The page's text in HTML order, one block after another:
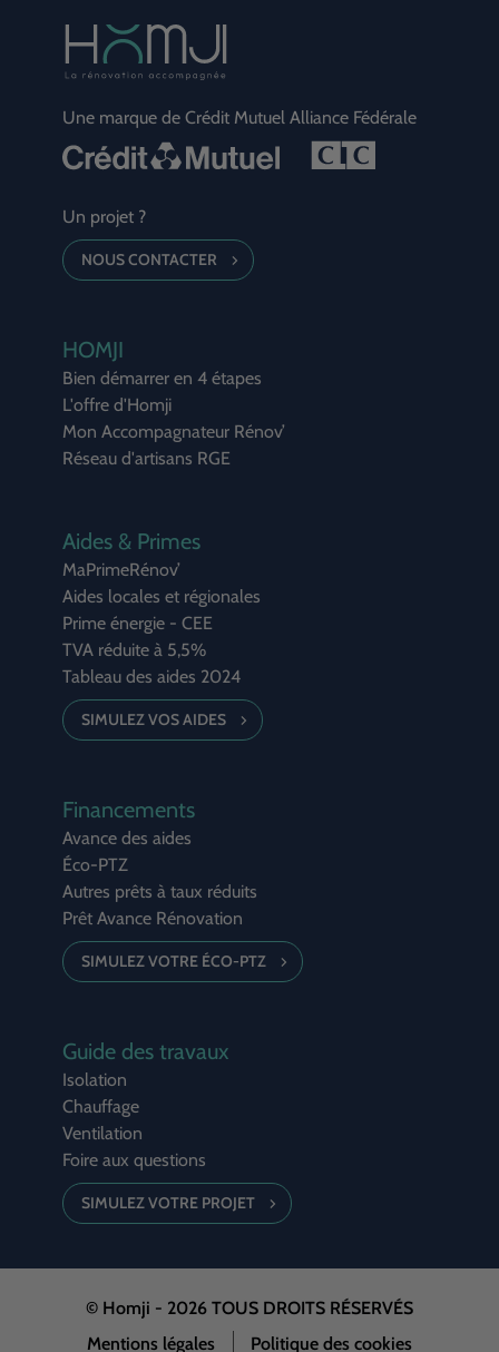
Une marque de Crédit Mutuel Alliance Fédérale
Un projet ?
NOUS CONTACTER
HOMJI
Bien démarrer en 4 étapes
L'offre d'Homji
Mon Accompagnateur Rénov’
Réseau d'artisans RGE
Aides & Primes
MaPrimeRénov’
Aides locales et régionales
Prime énergie - CEE
TVA réduite à 5,5%
Tableau des aides 2024
SIMULEZ VOS AIDES
Financements
Avance des aides
Éco-PTZ
Autres prêts à taux réduits
Prêt Avance Rénovation
SIMULEZ VOTRE ÉCO-PTZ
Guide des travaux
Isolation
Chauffage
Ventilation
Foire aux questions
SIMULEZ VOTRE PROJET
© Homji - 2026 TOUS DROITS RÉSERVÉS
Mentions légales
Politique des cookies